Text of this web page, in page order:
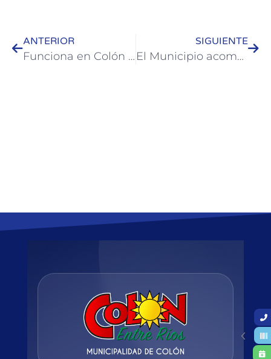
ANTERIOR
Funciona en Colón el Banco de Elementos Ortopédicos
SIGUIENTE
El Municipio acompaña las actividades de los estudiantes de Colón